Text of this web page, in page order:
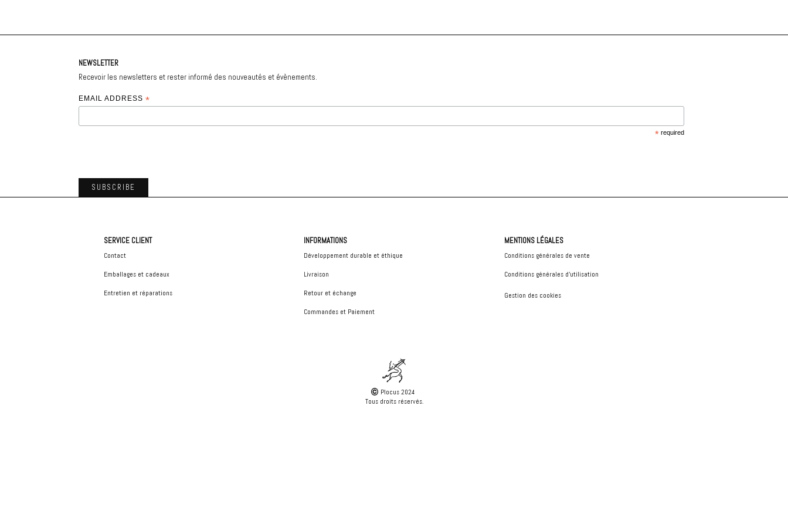
NEWSLETTER
Recevoir les newsletters et rester informé des nouveautés et évènements.
EMAIL ADDRESS*
*required
SERVICE CLIENT
Contact
Emballages et cadeaux
Entretien et réparations
INFORMATIONS
Développement durable et éthique
Livraison
Retour et échange
Commandes et Paiement
MENTIONS LÉGALES
Conditions générales de vente
Conditions générales d'utilisation
Gestion des cookies
Plocus 2024
Tous droits réservés.